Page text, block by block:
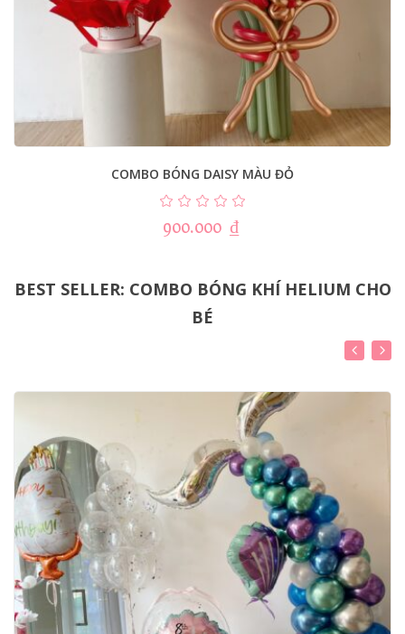
COMBO BÓNG DAISY MÀU ĐỎ
900.000 ₫
BEST SELLER: COMBO BÓNG KHÍ HELIUM CHO
BÉ